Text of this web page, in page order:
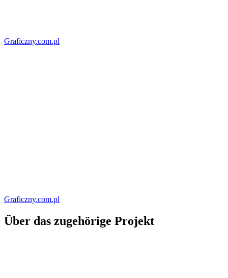
Graficzny.com.pl
Graficzny.com.pl
Über das zugehörige Projekt